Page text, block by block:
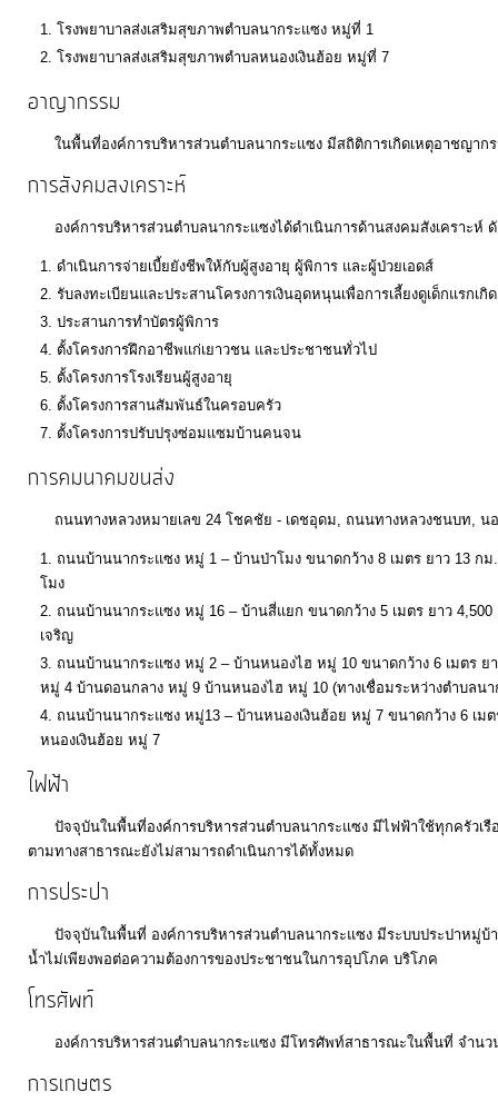
โรงพยาบาลส่งเสริมสุขภาพตำบลนากระแซง หมู่ที่ 1
โรงพยาบาลส่งเสริมสุขภาพตำบลหนองเงินฮ้อย หมู่ที่ 7
อาญากรรม
ในพื้นที่องค์การบริหารส่วนตำบลนากระแซง มีสถิติการเกิดเหตุอาชญา
การสังคมสงเคราะห์
องค์การบริหารส่วนตำบลนากระแซงได้ดำเนินการด้านสงคมสังเคราะห์
ดำเนินการจ่ายเบี้ยยังชีพให้กับผู้สูงอายุ ผู้พิการ และผู้ป่วยเอดส์
รับลงทะเบียนและประสานโครงการเงินอุดหนุนเพื่อการเลี้ยงดูเด็กแรกเกิด
ประสานการทำบัตรผู้พิการ
ตั้งโครงการฝึกอาชีพแก่เยาวชน และประชาชนทั่วไป
ตั้งโครงการโรงเรียนผู้สูงอายุ
ตั้งโครงการสานสัมพันธ์ในครอบครัว
ตั้งโครงการปรับปรุงซ่อมแซมบ้านคนจน
การคมนาคมขนส่ง
ถนนทางหลวงหมายเลข 24 โชคชัย - เดชอุดม, ถนนทางหลวงชนบท, น
ถนนบ้านนากระแซง หมู่ 1 – บ้านป่าโมง ขนาดกว้าง 8 เมตร ยาว 13
โมง
ถนนบ้านนากระแซง หมู่ 16 – บ้านสี่แยก ขนาดกว้าง 5 เมตร ยาว
เจริญ
ถนนบ้านนากระแซง หมู่ 2 – บ้านหนองไฮ หมู่ 10 ขนาดกว้าง 6 เมตร
หมู่ 4 บ้านดอนกลาง หมู่ 9 บ้านหนองไฮ หมู่ 10 (ทางเชื่อมระหว่างตำบลนา
ถนนบ้านนากระแซง หมู่13 – บ้านหนองเงินฮ้อย หมู่ 7 ขนาดกว้าง 6 เม
หนองเงินฮ้อย หมู่ 7
ไฟฟ้า
ปัจจุบันในพื้นที่องค์การบริหารส่วนตำบลนากระแซง มีไฟฟ้าใช้ทุกครัวเรื
ตามทางสาธารณะยังไม่สามารถดำเนินการได้ทั้งหมด
การประปา
ปัจจุบันในพื้นที่ องค์การบริหารส่วนตำบลนากระแซง มีระบบประปาหมู่บ้
น้ำไม่เพียงพอต่อความต้องการของประชาชนในการอุปโภค บริโภค
โทรศัพท์
องค์การบริหารส่วนตำบลนากระแซง มีโทรศัพท์สาธารณะในพื้นที่ จำนว
การเกษตร